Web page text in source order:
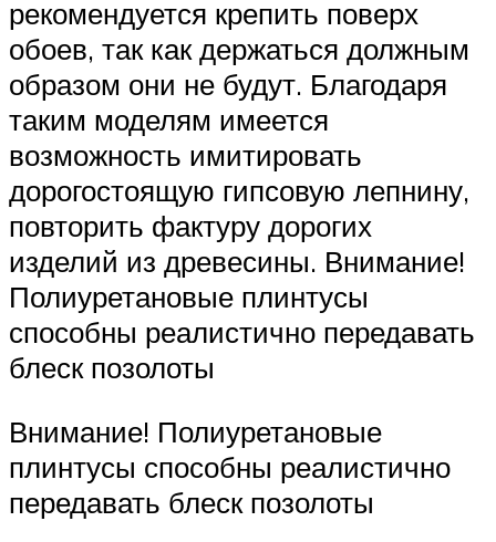
рекомендуется крепить поверх
обоев, так как держаться должным
образом они не будут. Благодаря
таким моделям имеется
возможность имитировать
дорогостоящую гипсовую лепнину,
повторить фактуру дорогих
изделий из древесины. Внимание!
Полиуретановые плинтусы
способны реалистично передавать
блеск позолоты
Внимание! Полиуретановые
плинтусы способны реалистично
передавать блеск позолоты